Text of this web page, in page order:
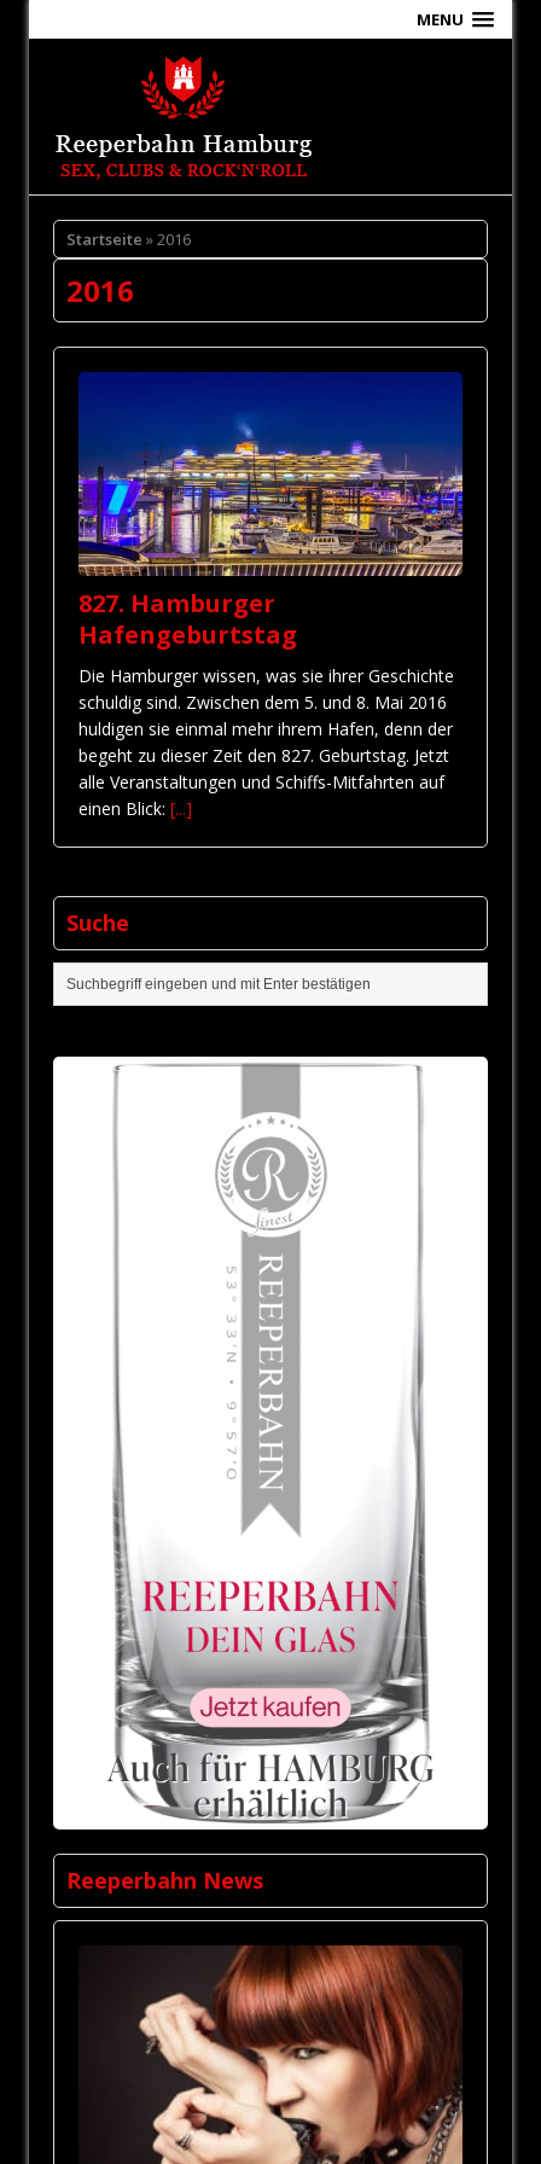
MENU
Startseite » 2016
2016
827. Hamburger
Hafengeburtstag
Die Hamburger wissen, was sie ihrer Geschichte
schuldig sind. Zwischen dem 5. und 8. Mai 2016
huldigen sie einmal mehr ihrem Hafen, denn der
begeht zu dieser Zeit den 827. Geburtstag. Jetzt
alle Veranstaltungen und Schiffs-Mitfahrten auf
einen Blick: [...]
Suche
Reeperbahn News